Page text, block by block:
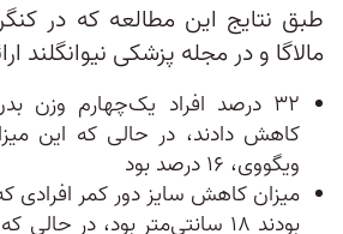
طبق نتایج این مطالعه که در
مالاگا و در مجله پزشکی نیوانگلند
۳۲ درصد افراد یک‌چهارم وزن
کاهش دادند، در حالی که این
ویگووی، ۱۶ درصد بود
میزان کاهش سایز دور کمر افرادی
بودند ۱۸ سانتی‌متر بود، در